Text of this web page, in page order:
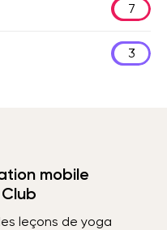
7
3
mobile
leçons de yoga